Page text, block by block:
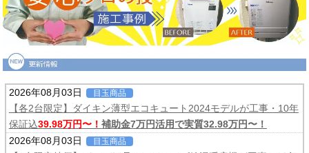
2026年08月03日 目玉商品
【各2台限定】ダイキン薄型エコキュート2024モデルが工事・10年
保証込39.98万円〜！ 補助金7万円活用で実質32.98万円〜！
2026年08月03日
目玉商品